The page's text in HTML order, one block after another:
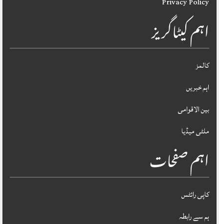
اہم کیٹاگریز
کالمز
اہم خبریں
بین الاقوامی
ملٹی میڈیا
اہم صفحات
کاپی رائٹس
ہم سے رابطہ